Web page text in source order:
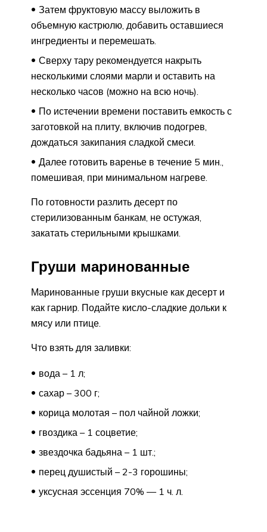
Затем фруктовую массу выложить в
объемную кастрюлю, добавить оставшиеся
ингредиенты и перемешать.
Сверху тару рекомендуется накрыть
несколькими слоями марли и оставить на
несколько часов (можно на всю ночь).
По истечении времени поставить емкость с
заготовкой на плиту, включив подогрев,
дождаться закипания сладкой смеси.
Далее готовить варенье в течение 5 мин.,
помешивая, при минимальном нагреве.
По готовности разлить десерт по
стерилизованным банкам, не остужая,
закатать стерильными крышками.
Груши маринованные
Маринованные груши вкусные как десерт и
как гарнир. Подайте кисло-сладкие дольки к
мясу или птице.
Что взять для заливки:
вода – 1 л;
сахар – 300 г;
корица молотая – пол чайной ложки;
гвоздика – 1 соцветие;
звездочка бадьяна – 1 шт.;
перец душистый – 2-3 горошины;
уксусная эссенция 70% — 1 ч. л.